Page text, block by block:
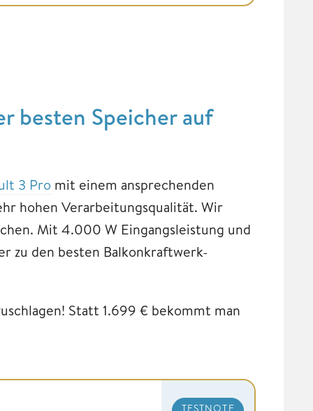
besten Speicher auf
3 Pro mit einem ansprechenden
hohen Verarbeitungsqualität. Wir
Mit 4.000 W Eingangsleistung und
zu den besten Balkonkraftwerk-
Statt 1.699 € bekommt man
TESTNOTE